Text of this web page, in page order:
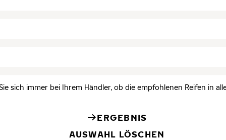
sich immer bei Ihrem Händler, ob die empfohlenen Reifen in
ERGEBNIS
AUSWAHL LÖSCHEN